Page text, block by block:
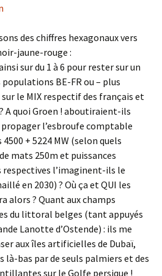
des chiffres hexagonaux vers
jaune-rouge :
sur du 1 à 6 pour rester sur un
BE-FR ou – plus
sur le MIX respectif des français et
A quoi Groen ! aboutiraient-ils
l’esbroufe comptable
4500 + 5224 MW (selon quels
mats 250m et puissances
l’imaginent-ils le
en 2030) ? Où ça et QUI les
alors ? Quant aux champs
du littoral belges (tant appuyés
Lanotte d’Ostende) : ils me
aux îles artificielles de Dubaï,
là-bas par de seuls palmiers et des
sur le Golfe persique !